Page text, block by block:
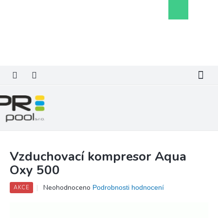
košík
Vzduchovací kompresor Aqua
Oxy 500
AKCE
Průměrné
Neohodnoceno Podrobnosti hodnocení